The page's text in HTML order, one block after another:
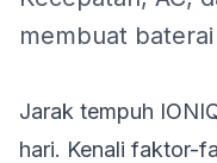
membuat
Jarak tempuh
hari. Kenali faktor-